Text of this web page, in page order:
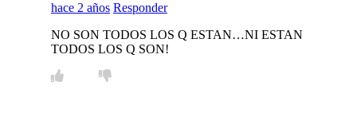
hace 2 años Responder
NO SON TODOS LOS Q ESTAN…NI ESTAN
TODOS LOS Q SON!